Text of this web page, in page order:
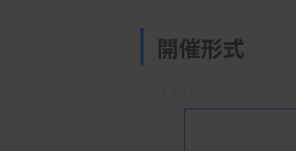
開催形式